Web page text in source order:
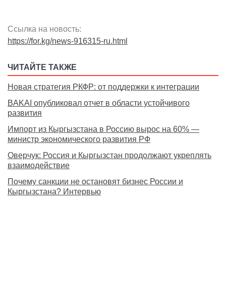
Ссылка на новость:
https://for.kg/news-916315-ru.html
ЧИТАЙТЕ ТАКЖЕ
Новая стратегия РКФР: от поддержки к интеграции
BAKAI опубликовал отчет в области устойчивого
развития
Импорт из Кыргызстана в Россию вырос на 60% —
министр экономического развития РФ
Оверчук: Россия и Кыргызстан продолжают укреплять
взаимодействие
Почему санкции не остановят бизнес России и
Кыргызстана? Интервью